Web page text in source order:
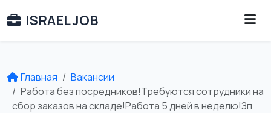
ISRAEL JOB
Главная
Вакансии
Работа без посредников!Требуются сотрудники на
сбор заказов на складе!Работа 5 дней в неделю!Зп